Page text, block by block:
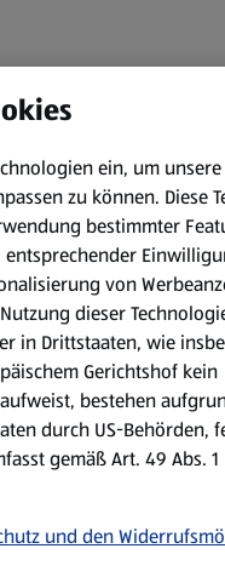
ein, um
zu können. Diese
bestimmter
entsprechender
von
dieser
in Drittstaaten, wie
Gerichtshof kein
bestehen
durch US-Behörden,
gemäß Art. 49 Abs. 1
und den